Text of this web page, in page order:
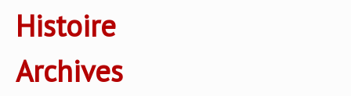
Histoire
Archives